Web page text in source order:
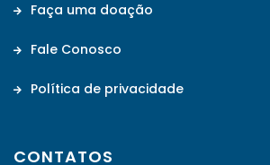
Faça uma doação
Fale Conosco
Política de privacidade
CONTATOS